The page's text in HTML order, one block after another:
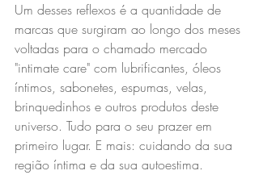
Um desses reflexos é a quantidade de
marcas que surgiram ao longo dos meses
voltadas para o chamado mercado
"intimate care" com lubrificantes, óleos
íntimos, sabonetes, espumas, velas,
brinquedinhos e outros produtos deste
universo. Tudo para o seu prazer em
primeiro lugar. E mais: cuidando da sua
região íntima e da sua autoestima.